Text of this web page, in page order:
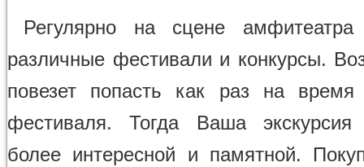
Регулярно на сцене амфитеатра
различные фестивали и конкурсы.
повезет попасть как раз на время
фестиваля. Тогда Ваша
более интересной и памятной.